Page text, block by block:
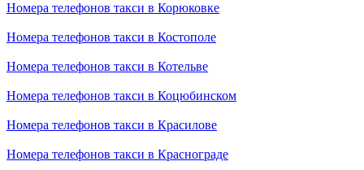
Номера телефонов такси в Корюковке
Номера телефонов такси в Костополе
Номера телефонов такси в Котельве
Номера телефонов такси в Коцюбинском
Номера телефонов такси в Красилове
Номера телефонов такси в Краснограде